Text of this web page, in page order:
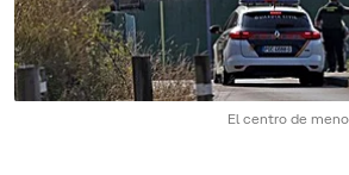
El centro de